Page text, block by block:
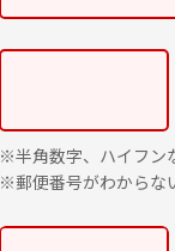
※半角数字、ハイフン
※郵便番号がわからな